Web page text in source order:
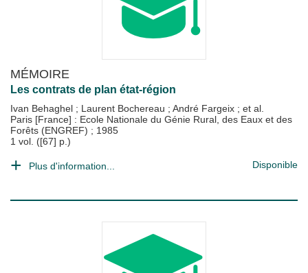
MÉMOIRE
Les contrats de plan état-région
Ivan Behaghel ; Laurent Bochereau ; André Fargeix ; et al.
Paris [France] : Ecole Nationale du Génie Rural, des Eaux et des
Forêts (ENGREF) ; 1985
1 vol. ([67] p.)
Plus d'information... Disponible